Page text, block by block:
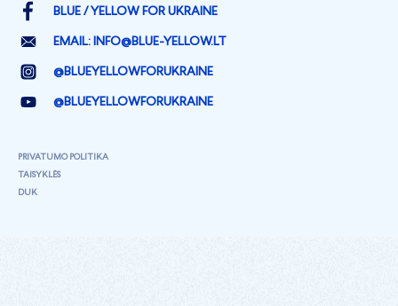
BLUE / YELLOW FOR UKRAINE
EMAIL: INFO@BLUE-YELLOW.LT
@BLUEYELLOWFORUKRAINE
@BLUEYELLOWFORUKRAINE
PRIVATUMO POLITIKA
TAISYKLĖS
DUK